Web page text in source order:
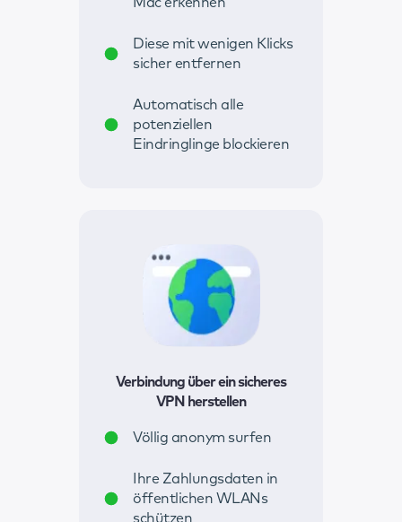
Diese mit wenigen Klicks
sicher entfernen
Automatisch alle
potenziellen
Eindringlinge blockieren
Verbindung über ein sicheres
VPN herstellen
Völlig anonym surfen
Ihre Zahlungsdaten in
öffentlichen WLANs
schützen